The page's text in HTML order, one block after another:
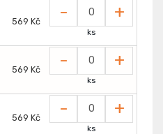
569 Kč - +
ks
569 Kč - +
ks
569 Kč - +
ks